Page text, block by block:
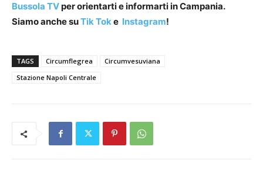
Bussola TVper orientarti e informarti in Campania.
Siamo anche suTik Toke Instagram!
TAGS Circumflegrea
Circumvesuviana
Stazione Napoli Centrale